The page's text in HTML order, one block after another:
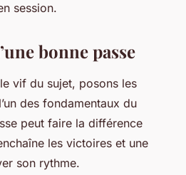
session.
bonne passe
vif du sujet, posons les
des fondamentaux du
peut faire la différence
les victoires et une
son rythme.